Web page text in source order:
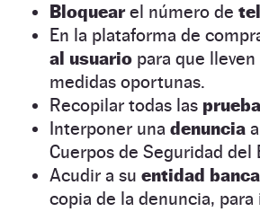
Bloquearel número de
En la plataforma de
al usuario para que
medidas oportunas.
Recopilar todas las
Interponer una denuncia
Cuerpos de Seguridad del
Acudir a su entidad
copia de la denuncia,